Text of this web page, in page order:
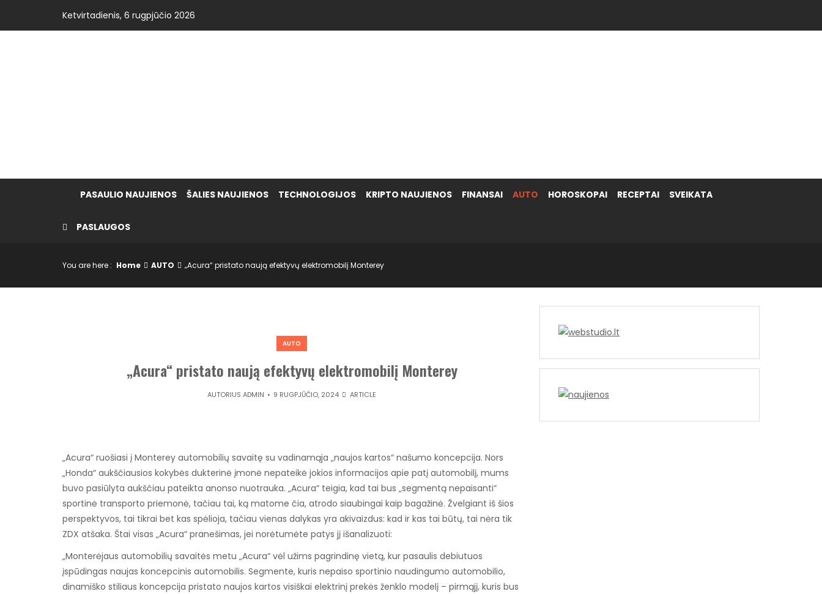
content
Ketvirtadienis, 6 rugpjūčio 2026
PASAULIO NAUJIENOS ŠALIES NAUJIENOS TECHNOLOGIJOS KRIPTO NAUJIENOS FINANSAI AUTO HOROSKOPAI RECEPTAI SVEIKATA
PASLAUGOS
You are here : Home AUTO „Acura“ pristato naują efektyvų elektromobilį Monterey
AUTO
„Acura“ pristato naują efektyvų elektromobilį Monterey
AUTORIUSADMIN 9 RUGPJŪČIO, 2024 ARTICLE
„Acura“ ruošiasi į Monterey automobilių savaitę su vadinamąja „naujos kartos“ našumo koncepcija. Nors
„Honda“ aukščiausios kokybės dukterinė įmonė nepateikė jokios informacijos apie patį automobilį, mums
buvo pasiūlyta aukščiau pateikta anonso nuotrauka. „Acura“ teigia, kad tai bus „segmentą nepaisanti“
sportinė transporto priemonė, tačiau tai, ką matome čia, atrodo siaubingai kaip bagažinė. Žvelgiant iš šios
perspektyvos, tai tikrai bet kas spėlioja, tačiau vienas dalykas yra akivaizdus: kad ir kas tai būtų, tai nėra tik
ZDX atšaka. Štai visas „Acura“ pranešimas, jei norėtumėte patys jį išanalizuoti:
„Monterėjaus automobilių savaitės metu „Acura“ vėl užims pagrindinę vietą, kur pasaulis debiutuos
įspūdingas naujas koncepcinis automobilis. Segmente, kuris nepaiso sportinio naudingumo automobilio,
dinamiško stiliaus koncepcija pristato naujos kartos visiškai elektrinį prekės ženklo modelį – pirmąjį, kuris bus